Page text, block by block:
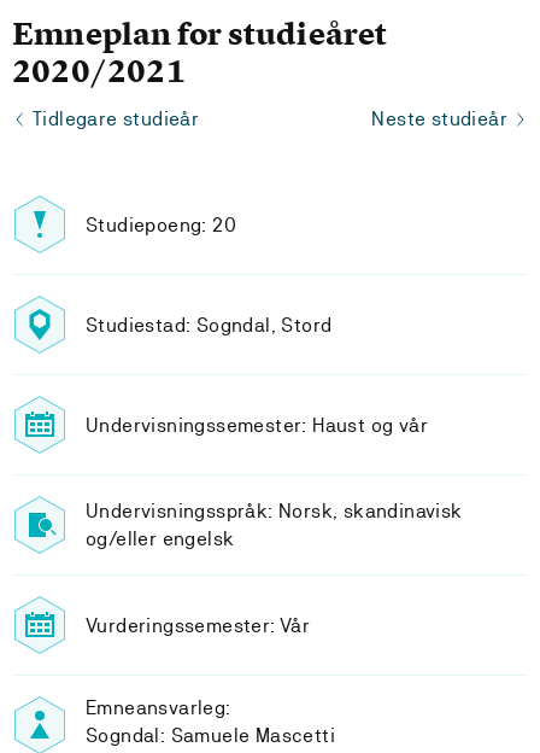
Emneplan for studieåret
2020/2021
Tidlegare studieår Neste studieår
Studiepoeng: 20
Studiestad: Sogndal, Stord
Undervisningssemester: Haust og vår
Undervisningsspråk: Norsk, skandinavisk
og/eller engelsk
Vurderingssemester: Vår
Emneansvarleg:
Sogndal: Samuele Mascetti